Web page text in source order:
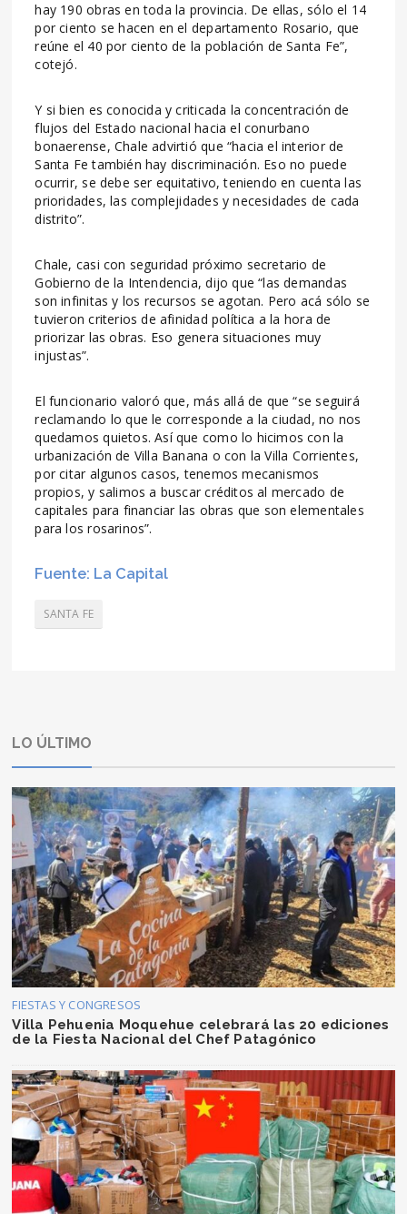
hay 190 obras en toda la provincia. De ellas, sólo el 14
por ciento se hacen en el departamento Rosario, que
reúne el 40 por ciento de la población de Santa Fe”,
cotejó.
Y si bien es conocida y criticada la concentración de
flujos del Estado nacional hacia el conurbano
bonaerense, Chale advirtió que “hacia el interior de
Santa Fe también hay discriminación. Eso no puede
ocurrir, se debe ser equitativo, teniendo en cuenta las
prioridades, las complejidades y necesidades de cada
distrito”.
Chale, casi con seguridad próximo secretario de
Gobierno de la Intendencia, dijo que “las demandas
son infinitas y los recursos se agotan. Pero acá sólo se
tuvieron criterios de afinidad política a la hora de
priorizar las obras. Eso genera situaciones muy
injustas”.
El funcionario valoró que, más allá de que “se seguirá
reclamando lo que le corresponde a la ciudad, no nos
quedamos quietos. Así que como lo hicimos con la
urbanización de Villa Banana o con la Villa Corrientes,
por citar algunos casos, tenemos mecanismos
propios, y salimos a buscar créditos al mercado de
capitales para financiar las obras que son elementales
para los rosarinos”.
Fuente: La Capital
SANTA FE
LO ÚLTIMO
FIESTAS Y CONGRESOS
Villa Pehuenia Moquehue celebrará las 20 ediciones
de la Fiesta Nacional del Chef Patagónico